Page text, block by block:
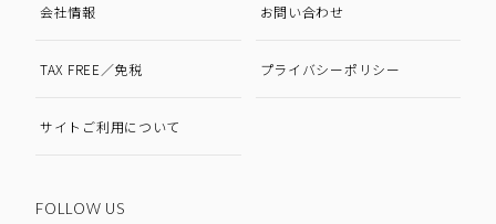
会社情報 お問い合わせ
TAX FREE／免税 プライバシーポリシー
サイトご利用について
FOLLOW US